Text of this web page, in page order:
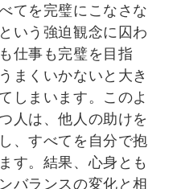
てを完璧にこなさな
いう強迫観念に囚わ
仕事も完璧を目指
まくいかないと大き
しまいます。このよ
人は、他人の助けを
、すべてを自分で抱
す。結果、心身とも
バランスの変化と相